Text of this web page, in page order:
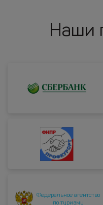
Наши
Федеральное агентство
по туризму